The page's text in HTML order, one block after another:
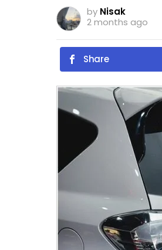
by Nisak
2 months ago
Share